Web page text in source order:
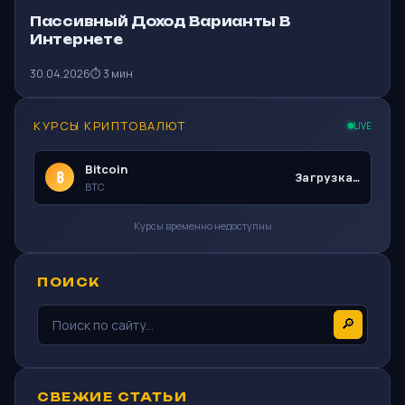
Пассивный Доход Варианты В
Интернете
30.04.2026⏱ 3 мин
КУРСЫ КРИПТОВАЛЮТ LIVE
₿ Bitcoin
BTC
Загрузка…
Курсы временно недоступны
ПОИСК
🔎
СВЕЖИЕ СТАТЬИ